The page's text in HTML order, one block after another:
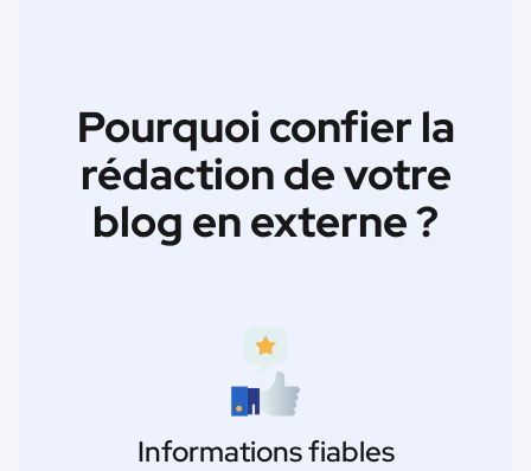
Pourquoi confier la
rédaction de votre
blog en externe ?
Informations fiables